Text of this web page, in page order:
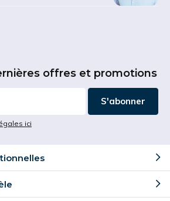
offres et promotions
S'abonner
ici